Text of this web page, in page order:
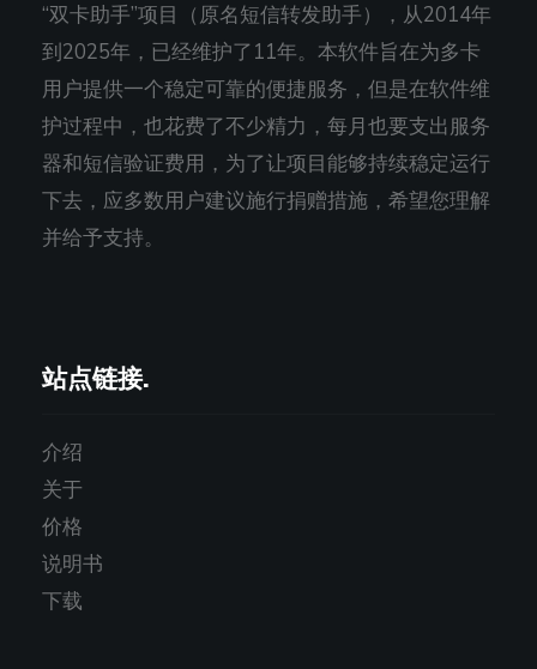
“双卡助手”项目（原名短信转发助手），从2014年
到2025年，已经维护了11年。本软件旨在为多卡
用户提供一个稳定可靠的便捷服务，但是在软件维
护过程中，也花费了不少精力，每月也要支出服务
器和短信验证费用，为了让项目能够持续稳定运行
下去，应多数用户建议施行捐赠措施，希望您理解
并给予支持。
站点链接.
介绍
关于
价格
说明书
下载